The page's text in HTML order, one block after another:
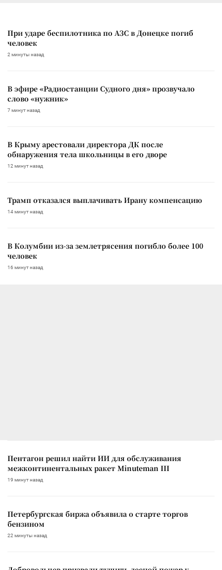
При ударе беспилотника по АЗС в Донецке погиб
человек
2 минуты назад
В эфире «Радиостанции Судного дня» прозвучало
слово «нужник»
7 минут назад
В Крыму арестовали директора ДК после
обнаружения тела школьницы в его дворе
12 минут назад
Трамп отказался выплачивать Ирану компенсацию
14 минут назад
В Колумбии из-за землетрясения погибло более 100
человек
16 минут назад
Пентагон решил найти ИИ для обслуживания
межконтинентальных ракет Minuteman III
19 минут назад
Петербургская биржа объявила о старте торгов
бензином
22 минуты назад